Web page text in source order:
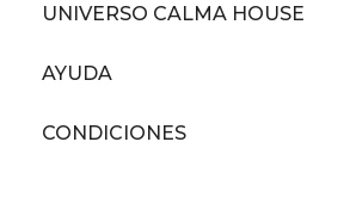
UNIVERSO CALMA HOUSE
AYUDA
CONDICIONES